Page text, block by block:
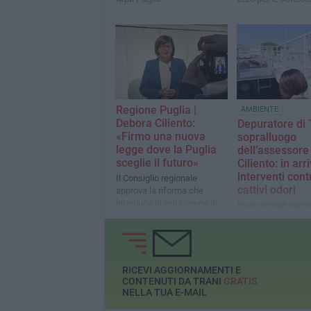
Regione Puglia |
Debora Ciliento:
«Firmo una nuova
legge dove la Puglia
sceglie il futuro»
Il Consiglio regionale
approva la riforma che
genere negli atti della
Regione. L'assessora: «Un
passo concreto verso una
Puglia più equa, sostenibile
e inclusiva».
AMBIENTE
Depuratore di
sopralluogo
dell’assessore
Ciliento: in
interventi
cattivi odori
Esclusi
dell’impianto,
RICEVI AGGIORNAMENTI E
CONTENUTI DA TRANI GRATIS
NELLA TUA E-MAIL